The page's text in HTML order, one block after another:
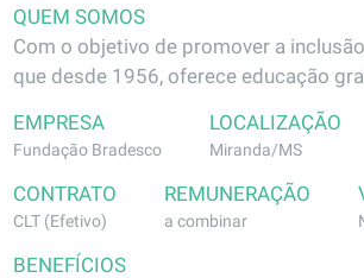
QUEM SOMOS
Com o objetivo de promover a
que desde 1956, oferece educação
EMPRESA
Fundação Bradesco
LOCALIZAÇÃO
Miranda/MS
CONTRATO
CLT (Efetivo)
REMUNERAÇÃO
a combinar
BENEFÍCIOS